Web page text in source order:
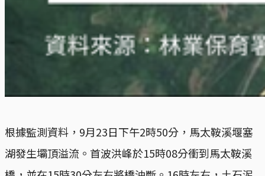
根據監測資料，9月23日下午2時50分，馬太鞍溪堰塞
湖發生壩頂溢流。首波洪峰於15時08分衝到馬太鞍溪